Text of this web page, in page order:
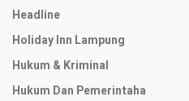
Headline
Holiday Inn Lampung
Hukum & Kriminal
Hukum Dan Pemerintaha